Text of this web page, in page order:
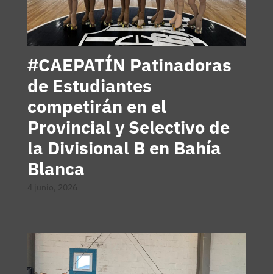
#CAEPATÍN Patinadoras
de Estudiantes
competirán en el
Provincial y Selectivo de
la Divisional B en Bahía
Blanca
4 junio, 2026